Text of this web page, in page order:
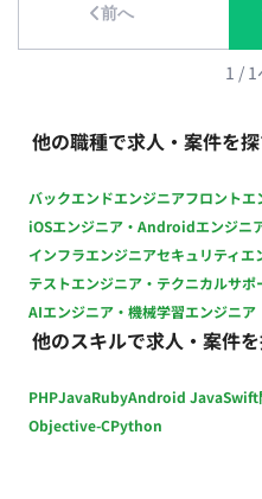
【進行管理・折衝業務】 ・セ
管理 ・外部協力会社との折衝
調整業務 担当工程：要件定義
環境 プログラミング言語 ・該
き方 ・稼働量：週5日 ・リモ
前へ
1 / 1
他の職種で求人・案件を
バックエンドエンジニアフロントエ
iOSエンジニア・Androidエンジニ
インフラエンジニアセキュリティエ
テストエンジニア・テクニカルサポ
AIエンジニア・機械学習エンジニア
他のスキルで求人・案件
PHPJavaRubyAndroid JavaSwift
Objective-CPython